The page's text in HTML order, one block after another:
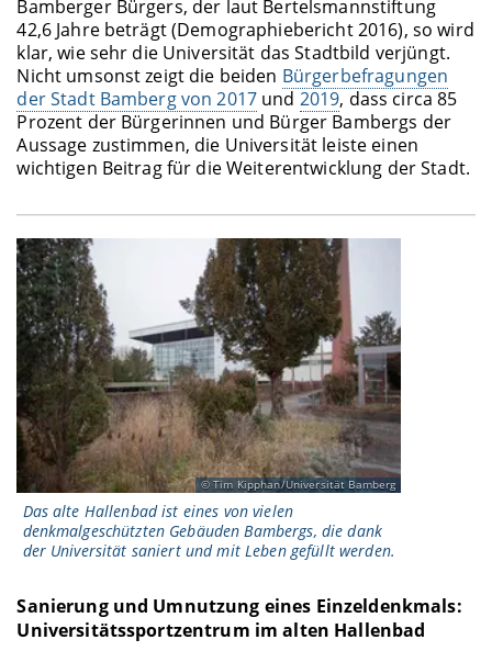
Bamberger Bürgers, der laut Bertelsmannstiftung
42,6 Jahre beträgt (Demographiebericht 2016), so wird
klar, wie sehr die Universität das Stadtbild verjüngt.
Nicht umsonst zeigt die beiden Bürgerbefragungen
der Stadt Bamberg von 2017 und 2019, dass circa 85
Prozent der Bürgerinnen und Bürger Bambergs der
Aussage zustimmen, die Universität leiste einen
wichtigen Beitrag für die Weiterentwicklung der Stadt.
Tim Kipphan/Universität Bamberg
Das alte Hallenbad ist eines von vielen
denkmalgeschützten Gebäuden Bambergs, die dank
der Universität saniert und mit Leben gefüllt werden.
Sanierung und Umnutzung eines Einzeldenkmals:
Universitätssportzentrum im alten Hallenbad